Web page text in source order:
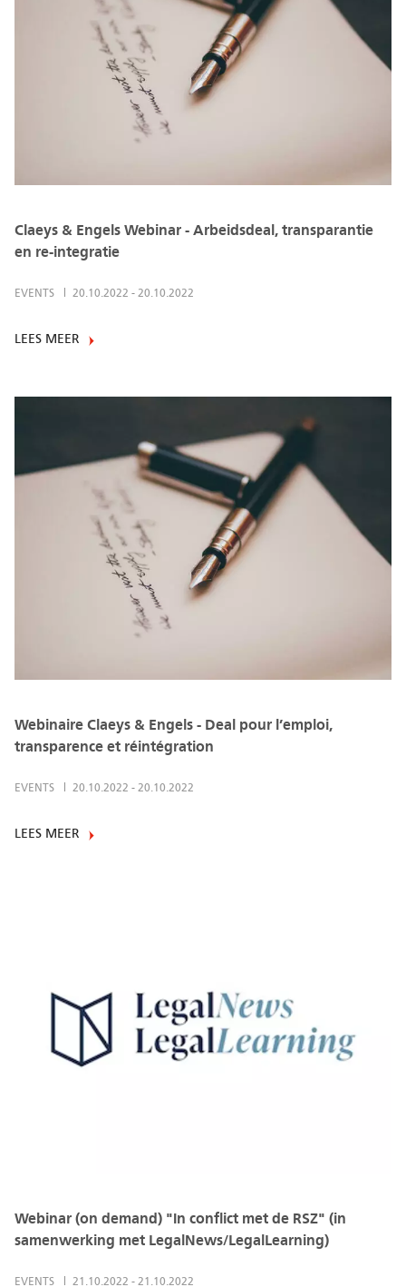
Claeys & Engels Webinar - Arbeidsdeal, transparantie
en re-integratie
EVENTS 20.10.2022 - 20.10.2022
LEES MEER
Webinaire Claeys & Engels - Deal pour l’emploi,
transparence et réintégration
EVENTS 20.10.2022 - 20.10.2022
LEES MEER
Webinar (on demand) "In conflict met de RSZ" (in
samenwerking met LegalNews/LegalLearning)
EVENTS 21.10.2022 - 21.10.2022